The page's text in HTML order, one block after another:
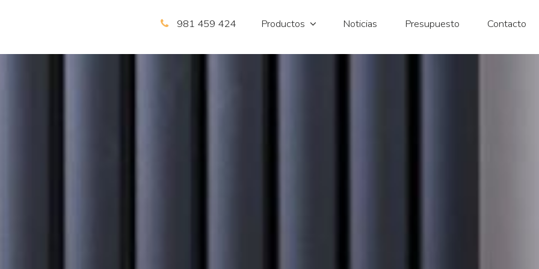
Productos Noticias Presupuesto Contacto
981 459 424